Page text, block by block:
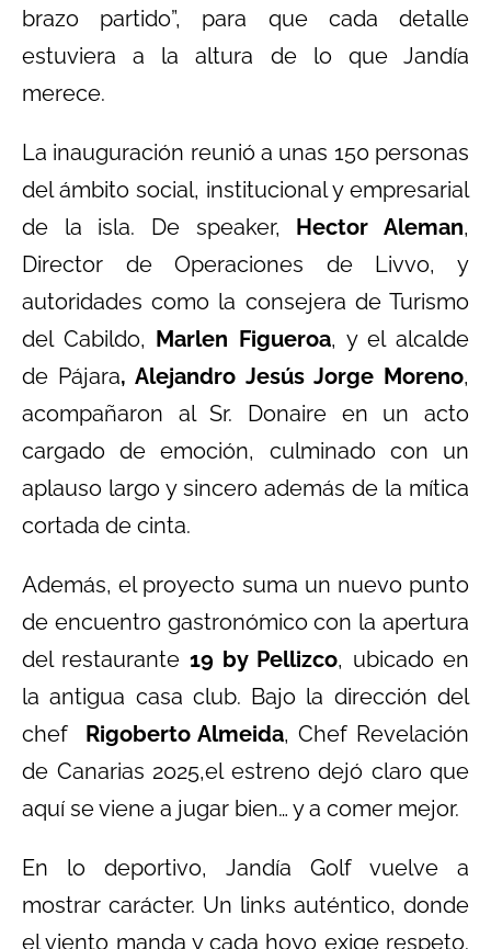
brazo partido”, para que cada detalle
estuviera a la altura de lo que Jandía
merece.
La inauguración reunió a unas 150 personas
del ámbito social, institucional y empresarial
de la isla. De speaker, Hector Aleman,
Director de Operaciones de Livvo, y
autoridades como la consejera de Turismo
del Cabildo, Marlen Figueroa, y el alcalde
de Pájara, Alejandro Jesús Jorge Moreno,
acompañaron al Sr. Donaire en un acto
cargado de emoción, culminado con un
aplauso largo y sincero además de la mítica
cortada de cinta.
Además, el proyecto suma un nuevo punto
de encuentro gastronómico con la apertura
del restaurante 19 by Pellizco, ubicado en
la antigua casa club. Bajo la dirección del
chef Rigoberto Almeida, Chef Revelación
de Canarias 2025,el estreno dejó claro que
aquí se viene a jugar bien… y a comer mejor.
En lo deportivo, Jandía Golf vuelve a
mostrar carácter. Un links auténtico, donde
el viento manda y cada hoyo exige respeto.